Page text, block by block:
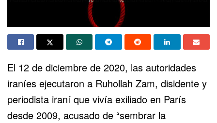
El 12 de diciembre de 2020, las autoridades
iraníes ejecutaron a Ruhollah Zam, disidente y
periodista iraní que vivía exiliado en París
desde 2009, acusado de “sembrar la